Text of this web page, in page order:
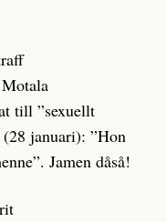
till ”sexuellt
januari): ”Hon
Jamen dåså!